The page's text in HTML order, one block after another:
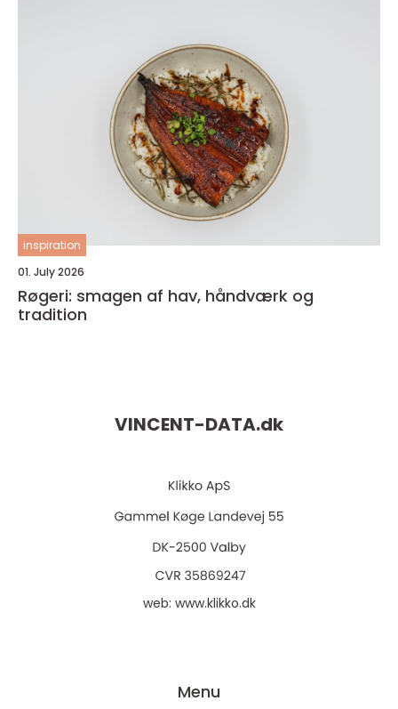
inspiration
01. July 2026
Røgeri: smagen af hav, håndværk og
tradition
VINCENT-DATA.dk
web: www.klikko.dk
Menu